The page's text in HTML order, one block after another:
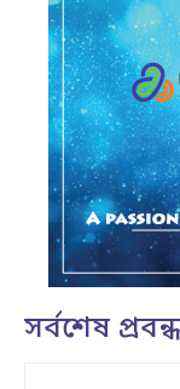
সর্বশেষ প্রবন্ধ